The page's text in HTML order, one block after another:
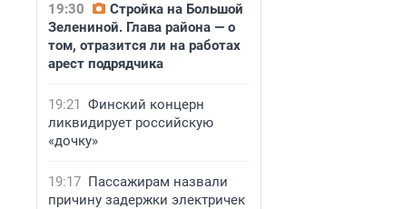
19:30
Стройка на Большой
Зелениной. Глава района — о
том, отразится ли на работах
арест подрядчика
19:21 Финский концерн
ликвидирует российскую
«дочку»
19:17 Пассажирам назвали
причину задержки электричек